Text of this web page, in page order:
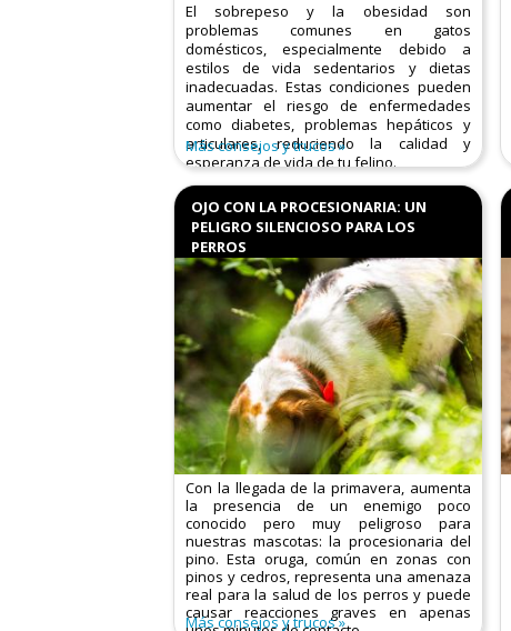
El sobrepeso y la obesidad son
problemas comunes en gatos
domésticos, especialmente debido a
estilos de vida sedentarios y dietas
inadecuadas. Estas condiciones pueden
aumentar el riesgo de enfermedades
como diabetes, problemas hepáticos y
articulares, reduciendo la calidad y
esperanza de vida de tu felino.​
Causas principales:
Más consejos y trucos
OJO CON LA PROCESIONARIA: UN
PELIGRO SILENCIOSO PARA LOS
PERROS
Con la llegada de la primavera, aumenta
la presencia de un enemigo poco
conocido pero muy peligroso para
nuestras mascotas: la procesionaria del
pino. Esta oruga, común en zonas con
pinos y cedros, representa una amenaza
real para la salud de los perros y puede
causar reacciones graves en apenas
Más consejos y trucos